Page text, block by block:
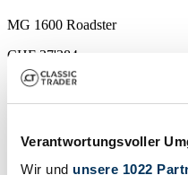
Verantwortungsvoller
Wir und unsere 1022
MG 1600 Roadster
CHF 37'384
Baureihe
MK I
Karosserieform
Tachostand (abgelesen)
Leistung (kW/PS)